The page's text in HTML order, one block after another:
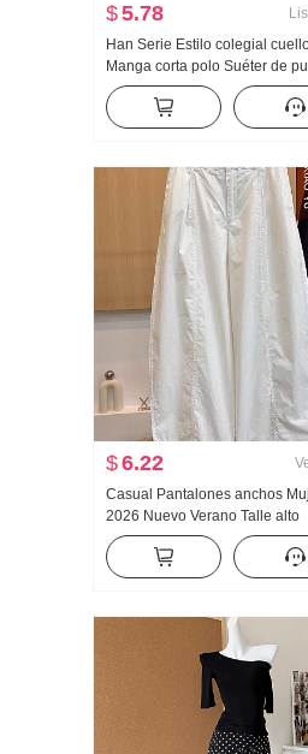
$5.78
Han Serie Estilo colegial
Manga corta polo Suéter de
Conjunto Mujer 2026 Verano
Gigante Bonito Plisado Falda
$6.22
Casual Pantalones anchos
2026 Nuevo Verano Talle alto
Adelgazante Talla grande
Sencillo Holgado Nueve puntos
Machete Pantalones